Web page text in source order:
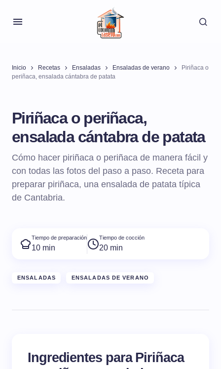
Inicio Recetas Ensaladas Ensaladas de verano
Piriñaca o
periñaca, ensalada cántabra de patata
Piriñaca o periñaca,
ensalada cántabra de patata
Cómo hacer piriñaca o periñaca de manera fácil y
con todas las fotos del paso a paso. Receta para
preparar piriñaca, una ensalada de patata típica
de Cantabria.
Tiempo de preparación
10 min
Tiempo de cocción
20 min
ENSALADAS ENSALADAS DE VERANO
Ingredientes para Piriñaca